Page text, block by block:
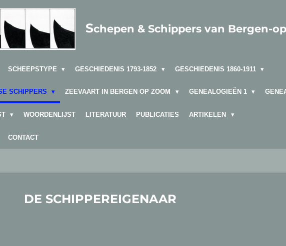
Schepen & Schippers van Bergen-
SCHEEPSTYPE GESCHIEDENIS 1793-1852 GESCHIEDENIS 1860-1911
SCHIPPERS ZEEVAART IN BERGEN OP ZOOM GENEALOGIEËN 1
WOORDENLIJST LITERATUUR PUBLICATIES ARTIKELEN
CONTACT
DE SCHIPPEREIGENAAR